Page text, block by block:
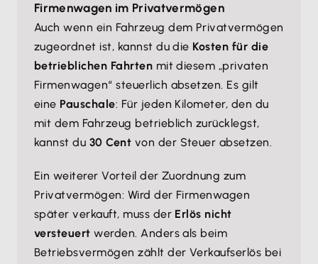
Firmenwagen im Privatvermögen
Auch wenn ein Fahrzeug dem Privatvermögen
zugeordnet ist, kannst du die Kosten für die
betrieblichen Fahrten mit diesem „privaten
Firmenwagen“ steuerlich absetzen. Es gilt
eine Pauschale: Für jeden Kilometer, den du
mit dem Fahrzeug betrieblich zurücklegst,
kannst du 30 Cent von der Steuer absetzen.
Ein weiterer Vorteil der Zuordnung zum
Privatvermögen: Wird der Firmenwagen
später verkauft, muss der Erlös nicht
versteuert werden. Anders als beim
Betriebsvermögen zählt der Verkaufserlös bei